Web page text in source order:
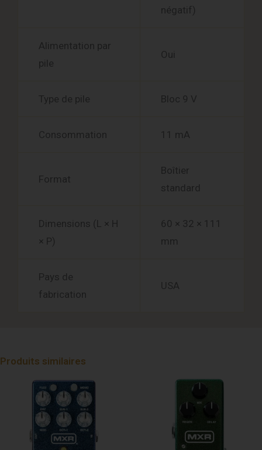
négatif)
Alimentation par
pile
Oui
Type de pile Bloc 9 V
Consommation 11 mA
Format
Boîtier
standard
Dimensions (L × H
× P)
60 × 32 × 111
mm
Pays de
fabrication
USA
Produits similaires